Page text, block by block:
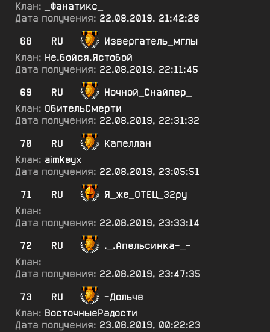
Клан:
_Фанатикс_
Дата получения: 22.08.2019, 21:42:28
68
RU
Извергатель_мглы
Клан: Не.бойся.Ястобой
Дата получения: 22.08.2019, 22:11:45
69
RU
Ночной_Снайпер_
Клан: ОбительСмерти
Дата получения: 22.08.2019, 22:31:32
70
RU
Капеллан
Клан: aimkeyx
Дата получения: 22.08.2019, 23:05:51
71
RU
Я_же_ОТЕЦ_32ру
Клан:
Дата получения: 22.08.2019, 23:33:14
72
RU
._.Апельсинка-_-
Клан:
Дата получения: 22.08.2019, 23:47:35
73
RU
-Дольче
Клан: ВосточныеРадости
Дата получения: 23.08.2019, 00:22:23